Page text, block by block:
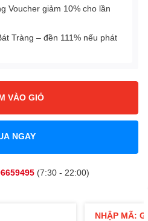
Voucher giảm 10% cho lần
Tràng – đền 111% nếu phát
VÀO GIỎ
NGAY
(7:30 - 22:00)
NHẬP MÃ: